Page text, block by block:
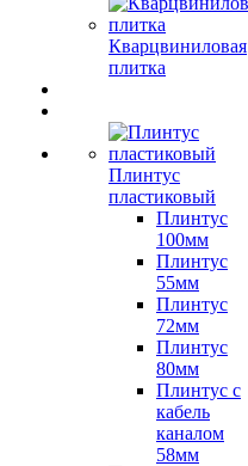
Кварцвиниловая
плитка
Плинтус
пластиковый
Плинтус
100мм
Плинтус
55мм
Плинтус
72мм
Плинтус
80мм
Плинтус с
кабель
каналом
58мм